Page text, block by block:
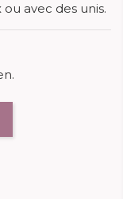
avec des unis.